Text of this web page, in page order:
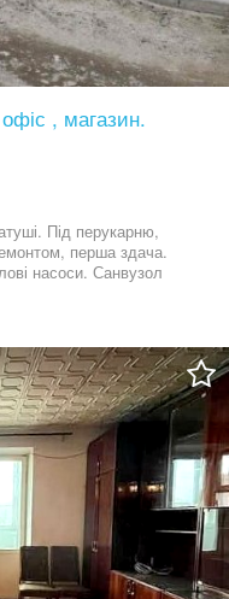
, магазин.
Під перукарню,
перша здача.
насоси. Санвузол